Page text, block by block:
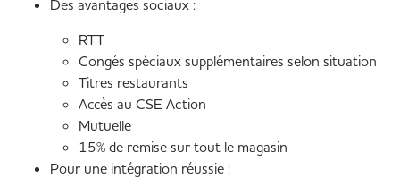
Des avantages sociaux :
RTT
Congés spéciaux supplémentaires selon situation
Titres restaurants
Accès au CSE Action
Mutuelle
15% de remise sur tout le magasin
Pour une intégration réussie :